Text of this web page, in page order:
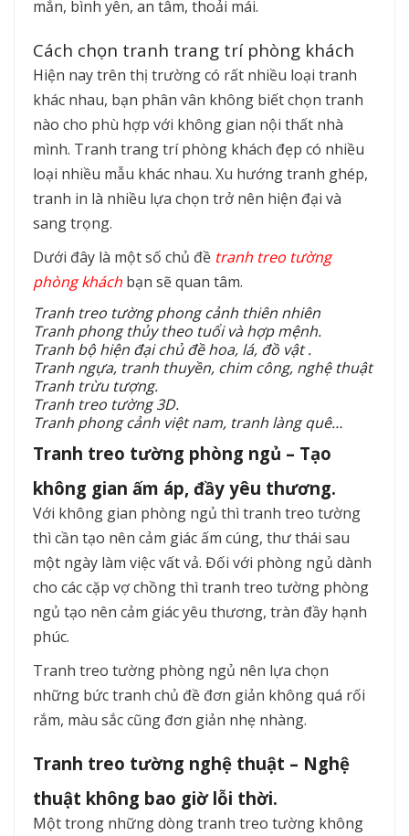
mắn, bình yên, an tâm, thoải mái.
Cách chọn tranh trang trí phòng khách
Hiện nay trên thị trường có rất nhiều loại tranh
khác nhau, bạn phân vân không biết chọn tranh
nào cho phù hợp với không gian nội thất nhà
mình. Tranh trang trí phòng khách đẹp có nhiều
loại nhiều mẫu khác nhau. Xu hướng tranh ghép,
tranh in là nhiều lựa chọn trở nên hiện đại và
sang trọng.
Dưới đây là một số chủ đề tranh treo tường
phòng khách bạn sẽ quan tâm.
Tranh treo tường phong cảnh thiên nhiên
Tranh phong thủy theo tuổi và hợp mệnh.
Tranh bộ hiện đại chủ đề hoa, lá, đồ vật .
Tranh ngựa, tranh thuyền, chim công, nghệ thuật
Tranh trừu tượng.
Tranh treo tường 3D.
Tranh phong cảnh việt nam, tranh làng quê…
Tranh treo tường phòng ngủ – Tạo
không gian ấm áp, đầy yêu thương.
Với không gian phòng ngủ thì tranh treo tường
thì cần tạo nên cảm giác ấm cúng, thư thái sau
một ngày làm việc vất vả. Đối với phòng ngủ dành
cho các cặp vợ chồng thì tranh treo tường phòng
ngủ tạo nên cảm giác yêu thương, tràn đầy hạnh
phúc.
Tranh treo tường phòng ngủ nên lựa chọn
những bức tranh chủ đề đơn giản không quá rối
rắm, màu sắc cũng đơn giản nhẹ nhàng.
Tranh treo tường nghệ thuật – Nghệ
thuật không bao giờ lỗi thời.
Một trong những dòng tranh treo tường không